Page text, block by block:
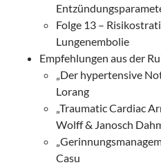
Folge 13 –
Lungenembolie
Empfehlungen aus der
„Der hypertensive
Lorang
„Traumatic Cardiac
Wolff & Janosch
Casu